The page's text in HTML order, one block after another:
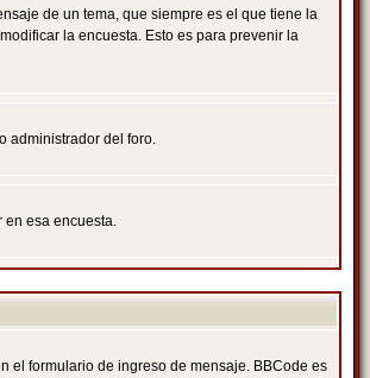
de un tema, que siempre es el que tiene la
la encuesta. Esto es para prevenir la
administrador del foro.
esa encuesta.
formulario de ingreso de mensaje. BBCode es